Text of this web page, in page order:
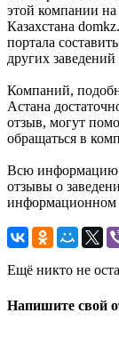
этой компании
Казахстана
портала
других
Компаний,
Астана
отзыв, могут
обращаться в
Всю информацию
отзывы о
информационном
Ещё никто не
Напишите свой